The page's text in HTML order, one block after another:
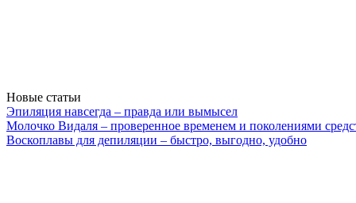
Новые статьи
Эпиляция навсегда – правда или вымысел
Молочко Видаля – проверенное временем и поколениями
Воскоплавы для депиляции – быстро, выгодно, удобно